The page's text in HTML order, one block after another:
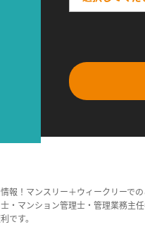
報！マンスリー＋ウィークリーで
・マンション管理士・管理業務
です。